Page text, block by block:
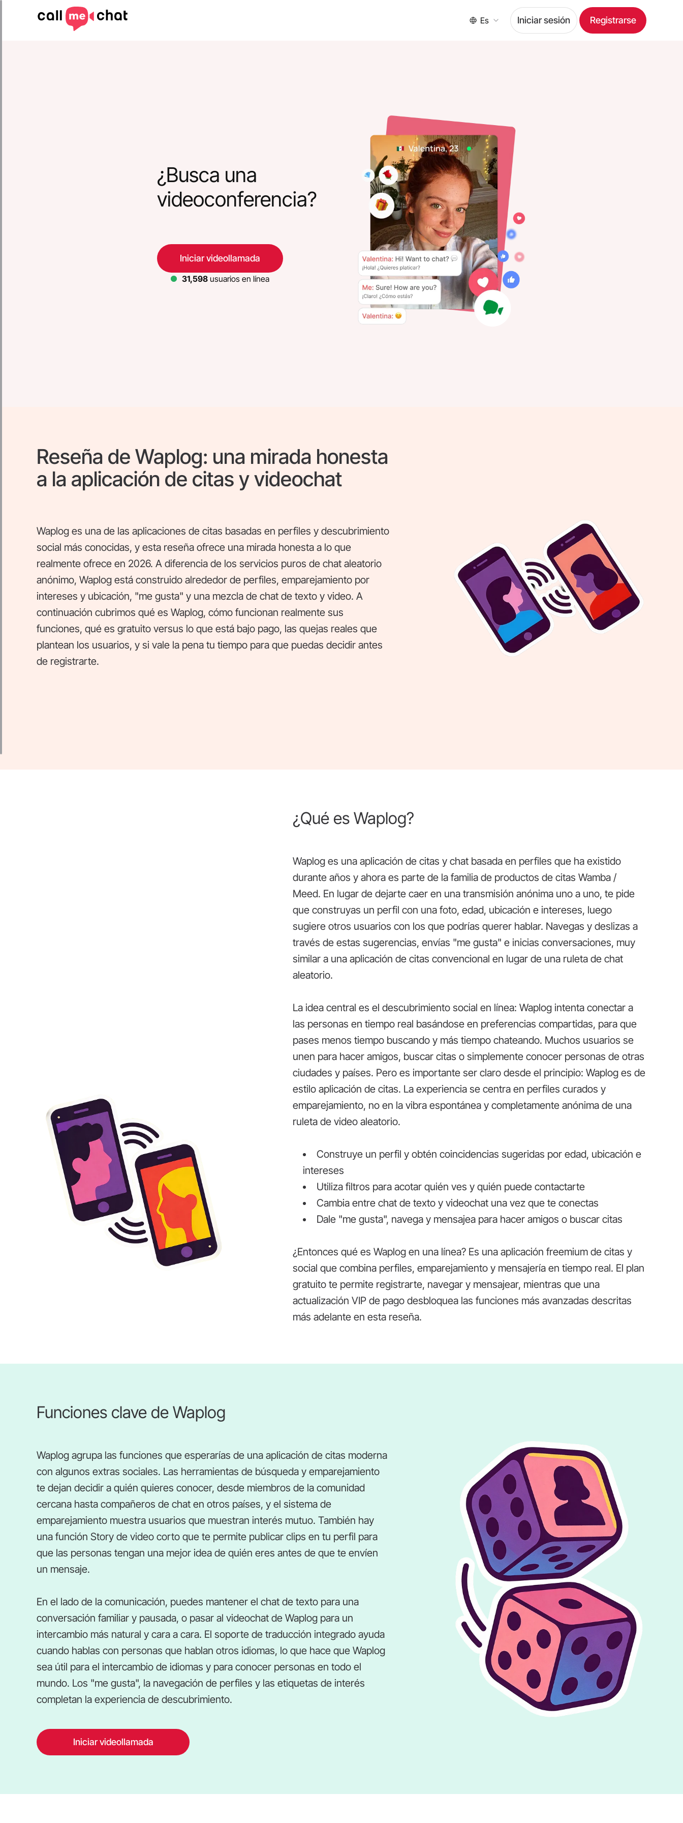
Es Iniciar sesión Registrarse
¿Busca una
videoconferencia?
Iniciar videollamada
31,138usuarios en línea
Reseña de Waplog: una mirada honesta
a la aplicación de citas y videochat
Waplog es una de las aplicaciones de citas basadas en perfiles y descubrimiento
social más conocidas, y esta reseña ofrece una mirada honesta a lo que
realmente ofrece en 2026. A diferencia de los servicios puros de chat aleatorio
anónimo, Waplog está construido alrededor de perfiles, emparejamiento por
intereses y ubicación, "me gusta" y una mezcla de chat de texto y video. A
continuación cubrimos qué es Waplog, cómo funcionan realmente sus
funciones, qué es gratuito versus lo que está bajo pago, las quejas reales que
plantean los usuarios, y si vale la pena tu tiempo para que puedas decidir antes
de registrarte.
¿Qué es Waplog?
Waplog es una aplicación de citas y chat basada en perfiles que ha existido
durante años y ahora es parte de la familia de productos de citas Wamba /
Meed. En lugar de dejarte caer en una transmisión anónima uno a uno, te pide
que construyas un perfil con una foto, edad, ubicación e intereses, luego
sugiere otros usuarios con los que podrías querer hablar. Navegas y deslizas a
través de estas sugerencias, envías "me gusta" e inicias conversaciones, muy
similar a una aplicación de citas convencional en lugar de una ruleta de chat
aleatorio.
La idea central es el descubrimiento social en línea: Waplog intenta conectar a
las personas en tiempo real basándose en preferencias compartidas, para que
pases menos tiempo buscando y más tiempo chateando. Muchos usuarios se
unen para hacer amigos, buscar citas o simplemente conocer personas de otras
ciudades y países. Pero es importante ser claro desde el principio: Waplog es de
estilo aplicación de citas. La experiencia se centra en perfiles curados y
emparejamiento, no en la vibra espontánea y completamente anónima de una
ruleta de video aleatorio.
Construye un perfil y obtén coincidencias sugeridas por edad, ubicación e
intereses
Utiliza filtros para acotar quién ves y quién puede contactarte
Cambia entre chat de texto y videochat una vez que te conectas
Dale "me gusta", navega y mensajea para hacer amigos o buscar citas
¿Entonces qué es Waplog en una línea? Es una aplicación freemium de citas y
social que combina perfiles, emparejamiento y mensajería en tiempo real. El plan
gratuito te permite registrarte, navegar y mensajear, mientras que una
actualización VIP de pago desbloquea las funciones más avanzadas descritas
más adelante en esta reseña.
Funciones clave de Waplog
Waplog agrupa las funciones que esperarías de una aplicación de citas moderna
con algunos extras sociales. Las herramientas de búsqueda y emparejamiento
te dejan decidir a quién quieres conocer, desde miembros de la comunidad
cercana hasta compañeros de chat en otros países, y el sistema de
emparejamiento muestra usuarios que muestran interés mutuo. También hay
una función Story de video corto que te permite publicar clips en tu perfil para
que las personas tengan una mejor idea de quién eres antes de que te envíen
un mensaje.
En el lado de la comunicación, puedes mantener el chat de texto para una
conversación familiar y pausada, o pasar al videochat de Waplog para un
intercambio más natural y cara a cara. El soporte de traducción integrado ayuda
cuando hablas con personas que hablan otros idiomas, lo que hace que Waplog
sea útil para el intercambio de idiomas y para conocer personas en todo el
mundo. Los "me gusta", la navegación de perfiles y las etiquetas de interés
completan la experiencia de descubrimiento.
Iniciar videollamada